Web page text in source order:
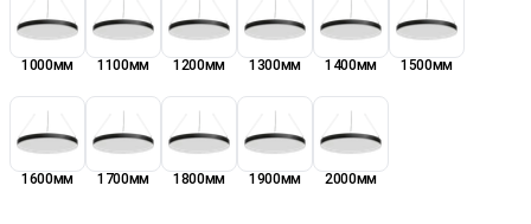
1000мм 1100мм 1200мм 1300мм 1400мм 1500мм
1600мм 1700мм 1800мм 1900мм 2000мм